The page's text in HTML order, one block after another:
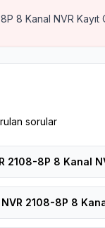
8 Kanal NVR Kayıt
sorular
2108-8P 8 Kanal
NVR 2108-8P 8